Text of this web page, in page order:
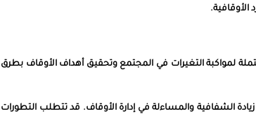
الأوقافية.
لمواكبة التغيرات في المجتمع وتحقيق أهداف الأوقاف بطرق
الشفافية والمساءلة في إدارة الأوقاف. قد تتطلب التطورات